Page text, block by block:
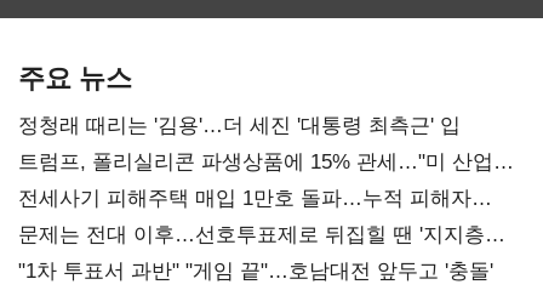
주요 뉴스
정청래 때리는 '김용'…더 세진 '대통령 최측근' 입
트럼프, 폴리실리콘 파생상품에 15% 관세…"미 산업
재건"
전세사기 피해주택 매입 1만호 돌파…누적 피해자
4만278명
문제는 전대 이후…선호투표제로 뒤집힐 땐 '지지층
불복'
"1차 투표서 과반" "게임 끝"…호남대전 앞두고 '충돌'